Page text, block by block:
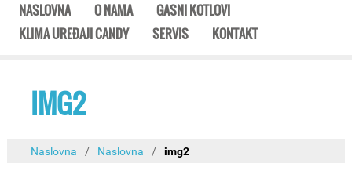
NASLOVNA O NAMA
GASNI KOTLOVI
KLIMA UREĐAJI CANDY
SERVIS KONTAKT
IMG2
Naslovna / Naslovna / img2